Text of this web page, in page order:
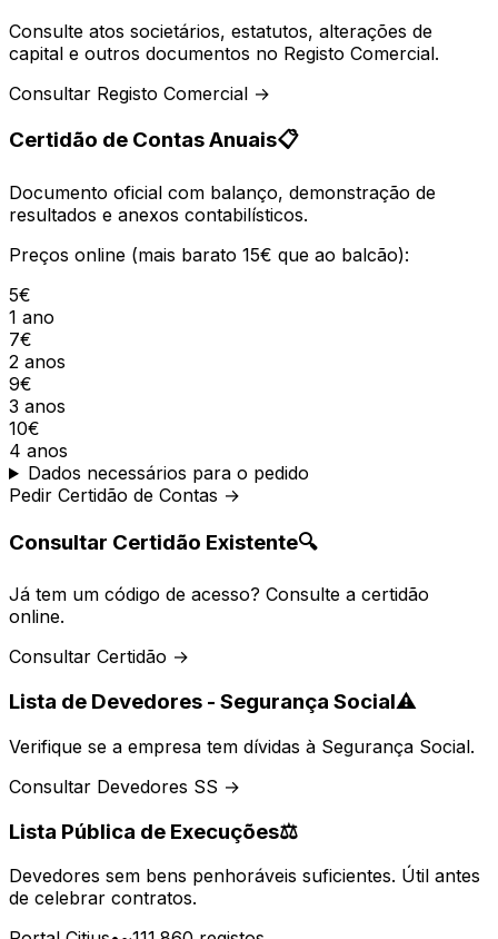
Consulte atos societários, estatutos, alterações de
capital e outros documentos no Registo Comercial.
Consultar Registo Comercial →
Certidão de Contas Anuais📋
Documento oficial com balanço, demonstração de
resultados e anexos contabilísticos.
Preços online (mais barato 15€ que ao balcão):
5€
1 ano
7€
2 anos
9€
3 anos
10€
4 anos
Dados necessários para o pedido
Pedir Certidão de Contas →
Consultar Certidão Existente🔍
Já tem um código de acesso? Consulte a certidão
online.
Consultar Certidão →
Lista de Devedores - Segurança Social⚠️
Verifique se a empresa tem dívidas à Segurança Social.
Consultar Devedores SS →
Lista Pública de Execuções⚖️
Devedores sem bens penhoráveis suficientes. Útil antes
de celebrar contratos.